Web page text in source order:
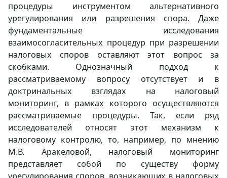
процедуры инструментом альтернативного
урегулирования или разрешения спора. Даже
фундаментальные исследования
взаимосогласительных процедур при разрешении
налоговых споров оставляют этот вопрос за
скобками. Однозначный подход к
рассматриваемому вопросу отсутствует и в
доктринальных взглядах на налоговый
мониторинг, в рамках которого осуществляются
рассматриваемые процедуры. Так, если ряд
исследователей относят этот механизм к
налоговому контролю, то, например, по мнению
М.В. Аракеловой, налоговый мониторинг
представляет собой по существу форму